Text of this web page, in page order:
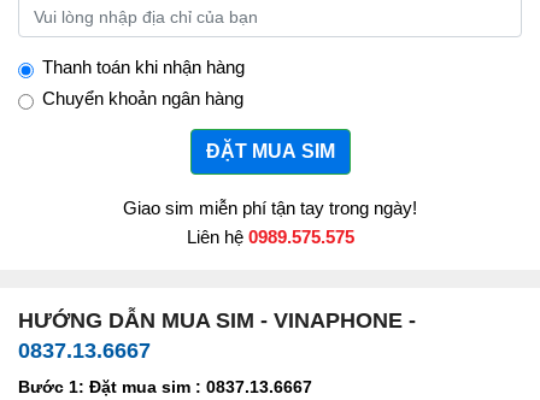
Thanh toán khi nhận hàng
Chuyển khoản ngân hàng
ĐẶT MUA SIM
Giao sim miễn phí tận tay trong ngày!
Liên hệ 0989.575.575
HƯỚNG DẪN MUA SIM - VINAPHONE -
0837.13.6667
Bước 1: Đặt mua sim : 0837.13.6667